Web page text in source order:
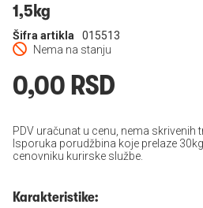
1,5kg
Nema na stanju
Šifra artikla 015513
0,00 RSD
PDV uračunat u cenu, nema skrivenih
Isporuka porudžbina koje prelaze
cenovniku kurirske službe.
Karakteristike: